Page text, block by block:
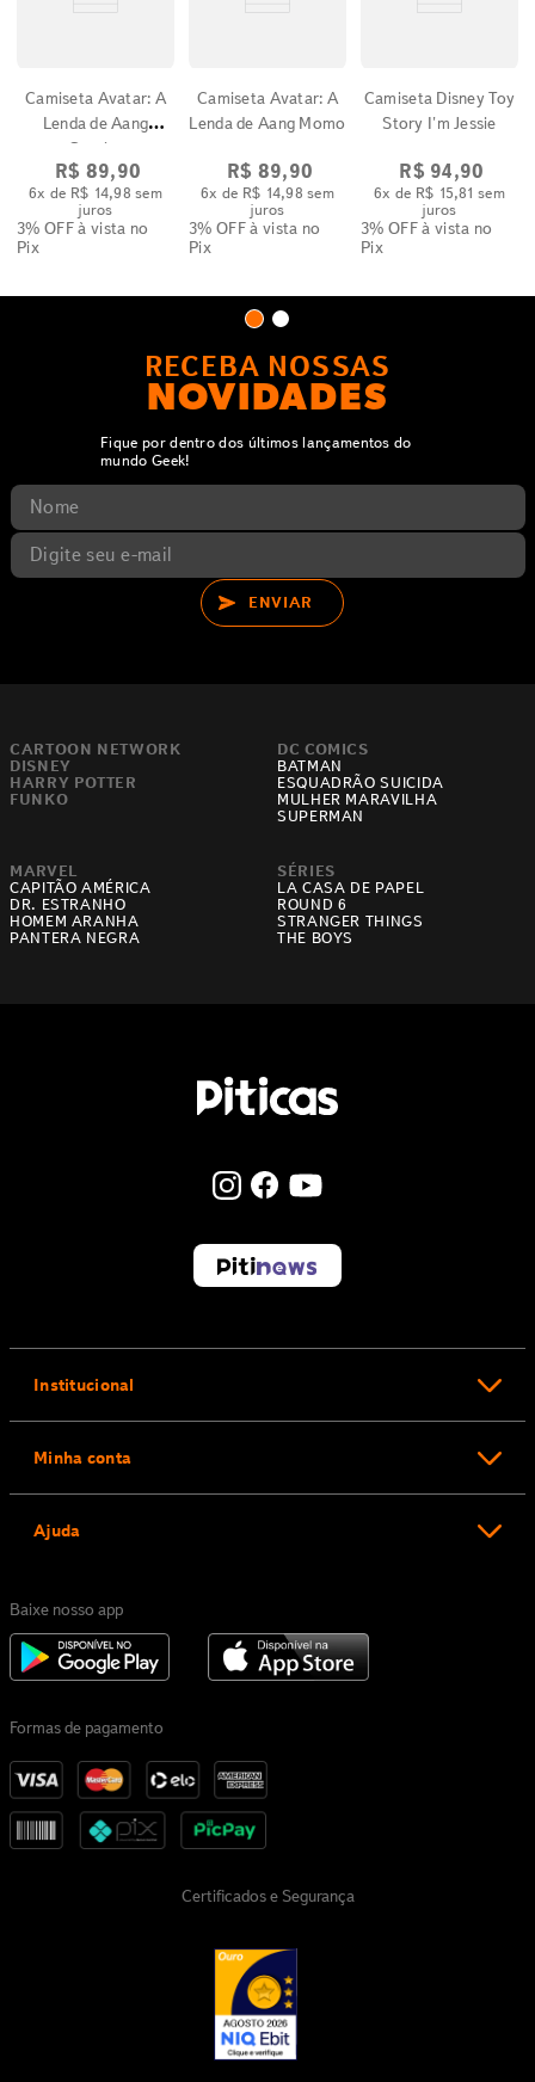
Camiseta Avatar: A
Lenda de Aang
Gravity
R$ 89,90
6x de R$ 14,98 sem
juros
3% OFFà vista no
Pix
Camiseta Avatar: A
Lenda de Aang Momo
R$ 89,90
6x de R$ 14,98 sem
juros
3% OFFà vista no
Pix
Camiseta Disney Toy
Story I'm Jessie
R$ 94,90
6x de R$ 15,81 sem
juros
3% OFFà vista no
Pix
RECEBA NOSSAS
NOVIDADES
Fique por dentro dos últimos lançamentos do
mundo Geek!
ENVIAR
CARTOON NETWORK
DISNEY
HARRY POTTER
FUNKO
DC COMICS
BATMAN
ESQUADRÃO SUICIDA
MULHER MARAVILHA
SUPERMAN
MARVEL
CAPITÃO AMÉRICA
DR. ESTRANHO
HOMEM ARANHA
PANTERA NEGRA
SÉRIES
LA CASA DE PAPEL
ROUND 6
STRANGER THINGS
THE BOYS
Institucional
Minha conta
Ajuda
Baixe nosso app
Formas de pagamento
Certificados e Segurança